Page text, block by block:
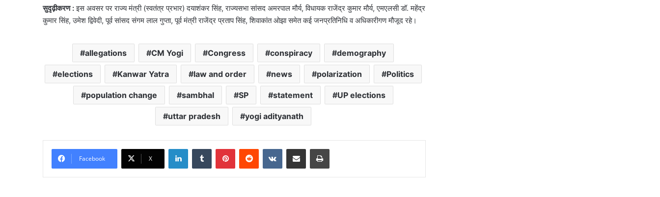
सुदृढ़ीकरण :इस अवसर पर राज्य मंत्री (स्वतंत्र प्रभार) दयाशंकर सिंह, राज्यसभा सांसद अमरपाल मौर्य, विधायक राजेंद्र कुमार मौर्य, एमएलसी डॉ. महेंद्र
कुमार सिंह, उमेश द्विवेदी, पूर्व सांसद संगम लाल गुप्ता, पूर्व मंत्री राजेंद्र प्रताप सिंह, शिवाकांत ओझा समेत कई जनप्रतिनिधि व अधिकारीगण मौजूद रहे।
allegations CM Yogi Congress conspiracy demography
elections Kanwar Yatra law and order news polarization Politics
population change sambhal SP statement UP elections
uttar pradesh yogi adityanath
Facebook X
LinkedInTumblr PinterestReddit VKontakteShare via Email Print